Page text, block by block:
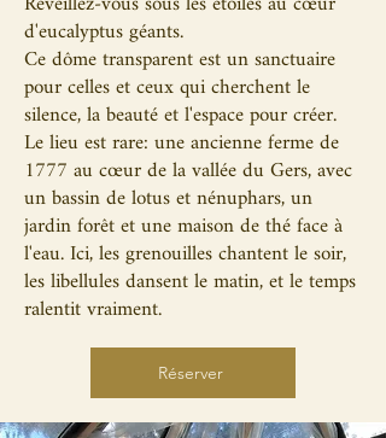
d'eucalyptus géants.
Ce dôme transparent est un sanctuaire
pour celles et ceux qui cherchent le
silence, la beauté et l'espace pour créer.
Le lieu est rare: une ancienne ferme de
1777 au cœur de la vallée du Gers, avec
un bassin de lotus et nénuphars, un
jardin forêt et une maison de thé face à
l'eau. Ici, les grenouilles chantent le soir,
les libellules dansent le matin, et le temps
ralentit vraiment.
Réserver